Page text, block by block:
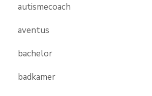
autismecoach
aventus
bachelor
badkamer